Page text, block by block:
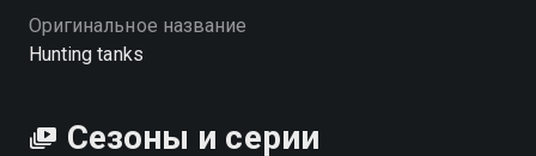
Оригинальное название
Hunting tanks
Сезоны и серии